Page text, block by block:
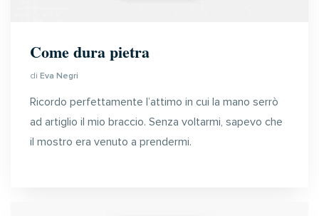
Come dura pietra
di Eva Negri
Ricordo perfettamente l’attimo in cui la mano serrò
ad artiglio il mio braccio. Senza voltarmi, sapevo che
il mostro era venuto a prendermi.